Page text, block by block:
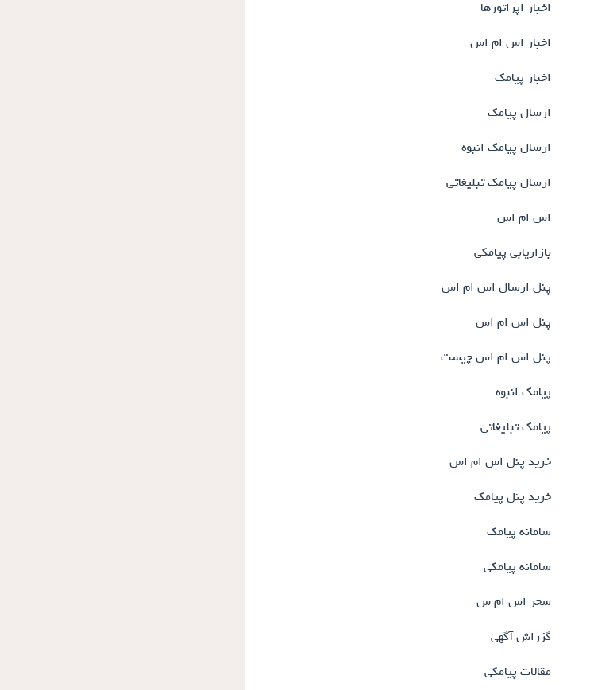
اخبار اپراتورها
اخبار اس ام اس
اخبار پیامک
ارسال پیامک
ارسال پیامک انبوه
ارسال پیامک تبلیغاتی
اس ام اس
بازاریابی پیامکی
پنل ارسال اس ام اس
پنل اس ام اس
پنل اس ام اس چیست
پیامک انبوه
پیامک تبلیغاتی
خرید پنل اس ام اس
خرید پنل پیامک
سامانه پیامک
سامانه پیامکی
سحر اس ام س
گزراش آگهی
مقالات پیامکی